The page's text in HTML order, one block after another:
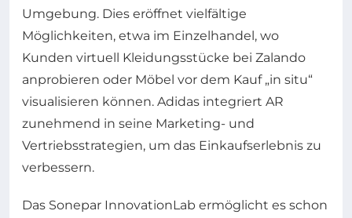
Umgebung. Dies eröffnet vielfältige
Möglichkeiten, etwa im Einzelhandel, wo
Kunden virtuell Kleidungsstücke bei Zalando
anprobieren oder Möbel vor dem Kauf „in situ“
visualisieren können. Adidas integriert AR
zunehmend in seine Marketing- und
Vertriebsstrategien, um das Einkaufserlebnis zu
verbessern.
Das Sonepar InnovationLab ermöglicht es schon